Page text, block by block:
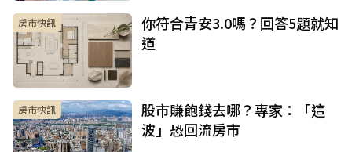
房市快訊
你符合青安3.0嗎？回答5題就知
道
房市快訊
股市賺飽錢去哪？專家：「這
波」恐回流房市